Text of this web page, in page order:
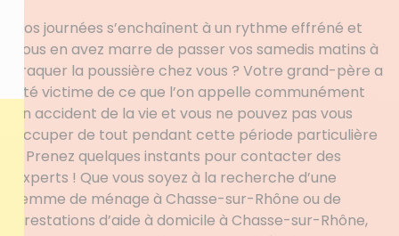
Vos journées s’enchaînent à un rythme effréné et
vous en avez marre de passer vos samedis matins à
traquer la poussière chez vous ? Votre grand-père a
été victime de ce que l’on appelle communément
un accident de la vie et vous ne pouvez pas vous
occuper de tout pendant cette période particulière
? Prenez quelques instants pour contacter des
experts ! Que vous soyez à la recherche d’une
femme de ménage à Chasse-sur-Rhône ou de
prestations d’aide à domicile à Chasse-sur-Rhône,